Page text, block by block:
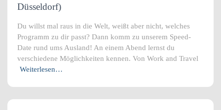
Düsseldorf)
Du willst mal raus in die Welt, weißt aber nicht, welches
Programm zu dir passt? Dann komm zu unserem Speed-
Date rund ums Ausland! An einem Abend lernst du
verschiedene Möglichkeiten kennen. Von Work and Travel
Weiterlesen…